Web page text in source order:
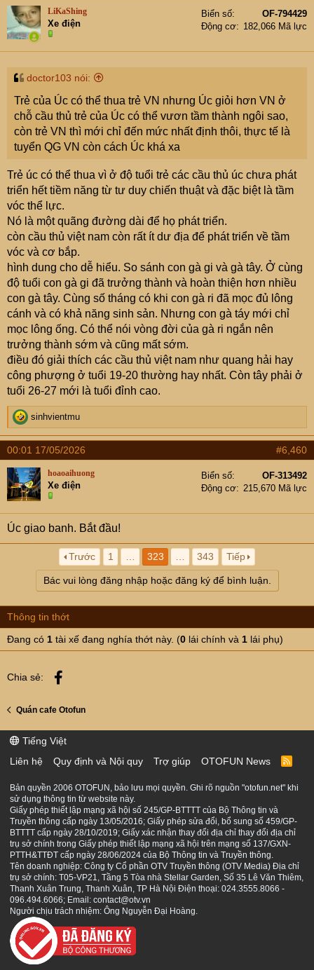
LiKaShing
Xe điện
Biển số
OF-794429
Động cơ
182,066 Mã lực
doctor103 nói:
Trẻ của Úc có thể thua trẻ VN nhưng Úc giỏi hơn VN ở
chỗ cầu thủ trẻ của Úc có thể vươn tầm thành ngôi sao,
còn trẻ VN thì mới chỉ đến mức nhất định thôi, thực tế là
tuyển QG VN còn cách Úc khá xa
Trẻ úc có thể thua vì ở độ tuổi trẻ các cầu thủ úc chưa phát
triển hết tiềm năng từ tư duy chiến thuật và đặc biệt là tầm
vóc thể lực.
Nó là một quãng đường dài để họ phát triển.
còn cầu thủ việt nam còn rất ít dư địa để phát triển về tầm
vóc và cơ bắp.
hình dung cho dễ hiểu. So sánh con gà gi và gà tây. Ở cùng
độ tuổi con gà gi đã trưởng thành và hoàn thiện hơn nhiều
con gà tây. Cùng số tháng có khi con gà ri đã mọc đủ lông
cánh và có khả năng sinh sản. Nhưng con gà táy mới chỉ
mọc lông ống. Có thể nói vòng đời của gà ri ngắn nên
trưởng thành sớm và cũng mất sớm.
điều đó giải thích các cầu thủ việt nam như quang hải hay
công phượng ở tuổi 19-20 thường hay nhất. Còn tây phải ở
tuổi 26-27 mới là tuổi đỉnh cao.
R
e
a
c
t
i
o
n
s
sinhvientmu
00:01 17/05/2026 #6,460
hoaoaihuong
Xe điện
Biển số
OF-313492
Động cơ
215,670 Mã lực
Úc giao banh. Bắt đầu!
Trước 1 323 343 Tiếp
Bác vui lòng đăng nhập hoặc đăng ký để bình luận.
Thông tin thớt
Đang có 1 tài xế đang nghía thớt này. (0 lái chính và 1 lái phụ)
Chia sẻ:
Quán cafe Otofun
Tiếng Việt
Liên hệ
Quy định và Nội quy Trợ giúp OTOFUN News
R
S
Bản quyền 2006 OTOFUN, bảo lưu mọi quyền. Ghi rõ nguồn "otofun.net" khi
sử dụng thông tin từ website này.
Giấy phép thiết lập mạng xã hội số 245/GP-BTTTT của Bộ Thông tin và
Truyền thông cấp ngày 13/05/2016; Giấy phép sửa đổi, bổ sung số 459/GP-
BTTTT cấp ngày 28/10/2019; Giấy xác nhận thay đổi địa chỉ thay đổi địa chỉ
trụ sở chính trong Giấy phép thiết lập mạng xã hội trên mạng số 137/GXN-
PTTH&TTĐT cấp ngày 28/06/2024 của Bộ Thông tin và Truyền thông.
Tên doanh nghiệp: Công ty Cổ phần OTV Truyền thông (OTV Media) Địa chỉ
trụ sở chính: T05-VP21, Tầng 5 Tòa nhà Stellar Garden, Số 35 Lê Văn Thiêm,
Thanh Xuân Trung, Thanh Xuân, TP Hà Nội Điện thoại: 024.3555.8066 -
096.494.6066; Email: contact@otv.vn
Người chịu trách nhiệm: Ông Nguyễn Đại Hoàng.